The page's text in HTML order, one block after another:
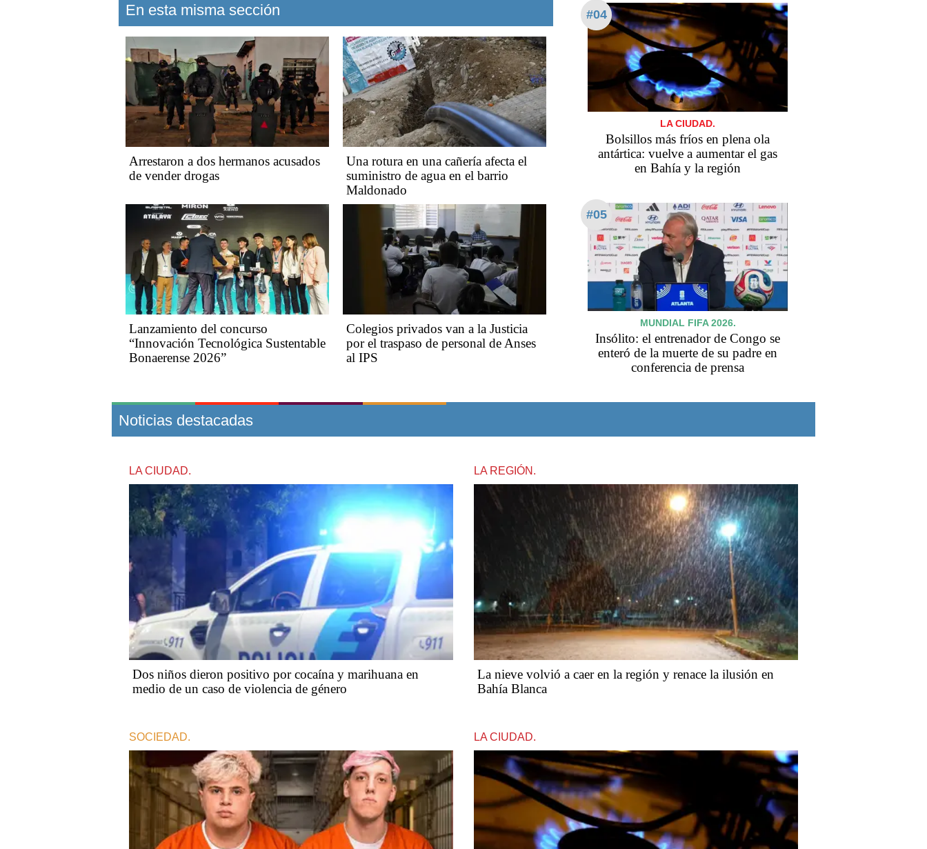
En esta misma sección
Arrestaron a dos hermanos acusados
de vender drogas
Una rotura en una cañería afecta el
suministro de agua en el barrio
Maldonado
Lanzamiento del concurso
“Innovación Tecnológica Sustentable
Bonaerense 2026”
Colegios privados van a la Justicia
por el traspaso de personal de Anses
al IPS
#04
LA CIUDAD.
Bolsillos más fríos en plena ola
antártica: vuelve a aumentar el gas
en Bahía y la región
#05
MUNDIAL FIFA 2026.
Insólito: el entrenador de Congo se
enteró de la muerte de su padre en
conferencia de prensa
Noticias destacadas
LA CIUDAD.
Dos niños dieron positivo por cocaína y marihuana en
medio de un caso de violencia de género
LA REGIÓN.
La nieve volvió a caer en la región y renace la ilusión en
Bahía Blanca
SOCIEDAD. LA CIUDAD.